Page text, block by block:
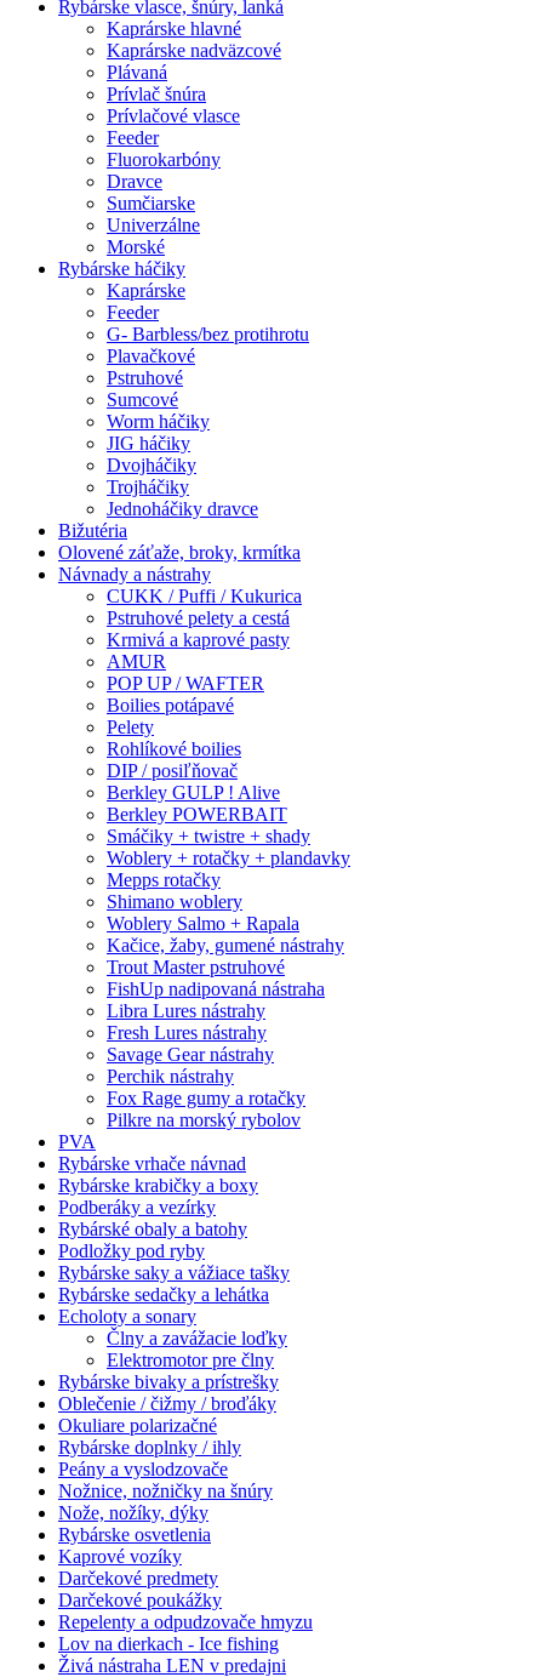
Rybárske vlasce, šnúry, lanká
Kaprárske hlavné
Kaprárske nadväzcové
Plávaná
Prívlač šnúra
Prívlačové vlasce
Feeder
Fluorokarbóny
Dravce
Sumčiarske
Univerzálne
Morské
Rybárske háčiky
Kaprárske
Feeder
G- Barbless/bez protihrotu
Plavačkové
Pstruhové
Sumcové
Worm háčiky
JIG háčiky
Dvojháčiky
Trojháčiky
Jednoháčiky dravce
Bižutéria
Olovené záťaže, broky, krmítka
Návnady a nástrahy
CUKK / Puffi / Kukurica
Pstruhové pelety a cestá
Krmivá a kaprové pasty
AMUR
POP UP / WAFTER
Boilies potápavé
Pelety
Rohlíkové boilies
DIP / posiľňovač
Berkley GULP ! Alive
Berkley POWERBAIT
Smáčiky + twistre + shady
Woblery + rotačky + plandavky
Mepps rotačky
Shimano woblery
Woblery Salmo + Rapala
Kačice, žaby, gumené nástrahy
Trout Master pstruhové
FishUp nadipovaná nástraha
Libra Lures nástrahy
Fresh Lures nástrahy
Savage Gear nástrahy
Perchik nástrahy
Fox Rage gumy a rotačky
Pilkre na morský rybolov
PVA
Rybárske vrhače návnad
Rybárske krabičky a boxy
Podberáky a vezírky
Rybárské obaly a batohy
Podložky pod ryby
Rybárske saky a vážiace tašky
Rybárske sedačky a lehátka
Echoloty a sonary
Člny a zavážacie loďky
Elektromotor pre člny
Rybárske bivaky a prístrešky
Oblečenie / čižmy / broďáky
Okuliare polarizačné
Rybárske doplnky / ihly
Peány a vyslodzovače
Nožnice, nožničky na šnúry
Nože, nožíky, dýky
Rybárske osvetlenia
Kaprové vozíky
Darčekové predmety
Darčekové poukážky
Repelenty a odpudzovače hmyzu
Lov na dierkach - Ice fishing
Živá nástraha LEN v predajni